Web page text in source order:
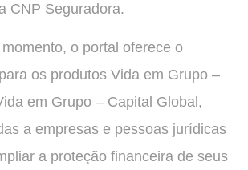
CNP Seguradora.
o portal oferece o
os produtos Vida em Grupo –
em Grupo – Capital Global,
a empresas e pessoas jurídicas
a proteção financeira de seus